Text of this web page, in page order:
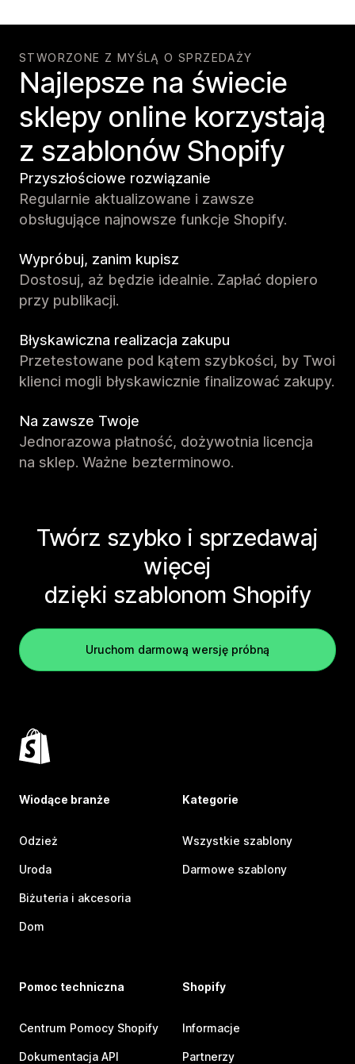
STWORZONE Z MYŚLĄ O SPRZEDAŻY
Najlepsze na świecie
sklepy online korzystają
z szablonów Shopify
Przyszłościowe rozwiązanie
Regularnie aktualizowane i zawsze
obsługujące najnowsze funkcje Shopify.
Wypróbuj, zanim kupisz
Dostosuj, aż będzie idealnie. Zapłać dopiero
przy publikacji.
Błyskawiczna realizacja zakupu
Przetestowane pod kątem szybkości, by Twoi
klienci mogli błyskawicznie finalizować zakupy.
Na zawsze Twoje
Jednorazowa płatność, dożywotnia licencja
na sklep. Ważne bezterminowo.
Twórz szybko i sprzedawaj
więcej
dzięki szablonom Shopify
Uruchom darmową wersję próbną
Wiodące branże
Odzież
Uroda
Biżuteria i akcesoria
Dom
Kategorie
Wszystkie szablony
Darmowe szablony
Pomoc techniczna
Centrum Pomocy Shopify
Dokumentacja API
Shopify
Informacje
Partnerzy